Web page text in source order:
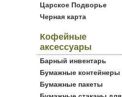
Царское Подворье
Черная карта
Кофейные
аксессуары
Барный инвентарь
Бумажные контейнеры
Бумажные пакеты